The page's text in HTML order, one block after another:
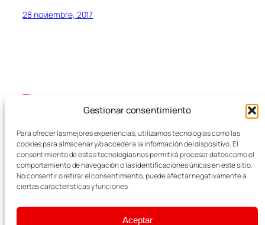
Gestionar consentimiento
Para ofrecer las mejores experiencias, utilizamos tecnologías como las
cookies para almacenar y/o acceder a la información del dispositivo. El
consentimiento de estas tecnologías nos permitirá procesar datos como el
comportamiento de navegación o las identificaciones únicas en este sitio.
No consentir o retirar el consentimiento, puede afectar negativamente a
ciertas características y funciones.
Aceptar
28 noviembre, 2017
FEMZ
Empresas del Metal
Acerca de
FAQs
Autores
Eventos
Tienda
Patrones
Temas